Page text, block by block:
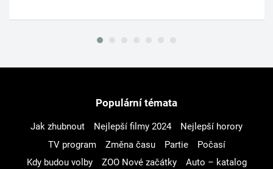
Populární témata
Jak zhubnout Nejlepší filmy 2024
Nejlepší horory
TV program
Změna času Partie
Počasí
Kdy budou volby
ZOO Nové začátky
Auto – katalog